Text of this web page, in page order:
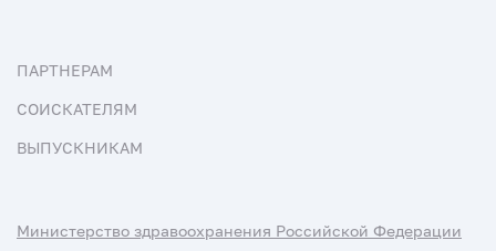
ПАРТНЕРАМ
СОИСКАТЕЛЯМ
ВЫПУСКНИКАМ
Министерство здравоохранения Российской Федерации